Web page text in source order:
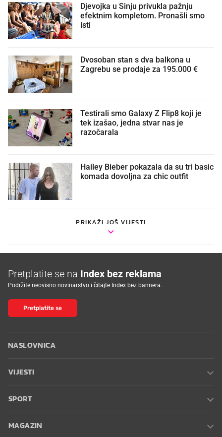
Djevojka u Sinju privukla pažnju
efektnim kompletom. Pronašli smo
isti
Dvosoban stan s dva balkona u
Zagrebu se prodaje za 195.000 €
Testirali smo Galaxy Z Flip8 koji je
tek izašao, jedna stvar nas je
razočarala
Hailey Bieber pokazala da su tri basic
komada dovoljna za chic outfit
PRIKAŽI JOŠ VIJESTI
Pretplatite se na Index bez reklama
Podržite neovisno novinarstvo i čitajte Index bez bannera.
Pretplatite se
NASLOVNICA
VIJESTI
SPORT
MAGAZIN